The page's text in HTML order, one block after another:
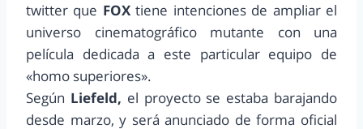
twitter que FOXtiene intenciones de ampliar el
universo cinematográfico mutante con una
película dedicada a este particular equipo de
«homo superiores».
Según Liefeld, el proyecto se estaba barajando
desde marzo, y será anunciado de forma oficial